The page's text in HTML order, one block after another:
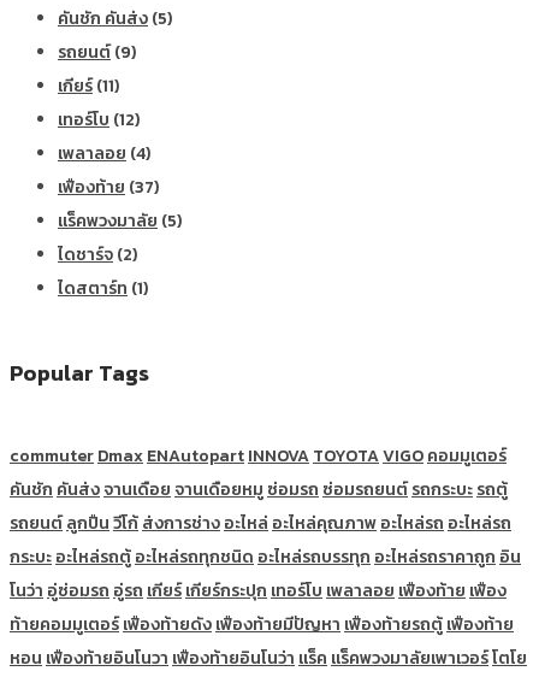
คันชัก คันส่ง(5)
รถยนต์(9)
เกียร์(11)
เทอร์โบ(12)
เพลาลอย(4)
เฟืองท้าย(37)
แร็คพวงมาลัย(5)
ไดชาร์จ(2)
ไดสตาร์ท(1)
Popular Tags
commuterDmaxENAutopartINNOVATOYOTAVIGOคอมมูเตอร์
คันชัก คันส่งจานเดือยจานเดือยหมู ซ่อมรถ ซ่อมรถยนต์รถกระบะรถตู้
รถยนต์ลูกปืนวีโก้ส่งการช่างอะไหล่ อะไหล่คุณภาพอะไหล่รถ อะไหล่รถ
กระบะอะไหล่รถตู้อะไหล่รถทุกชนิด อะไหล่รถบรรทุก อะไหล่รถราคาถูก อิน
โนว่า อู่ซ่อมรถ อู่รถ เกียร์เกียร์กระปุก เทอร์โบ เพลาลอย เฟืองท้าย เฟือง
ท้ายคอมมูเตอร์เฟืองท้ายดังเฟืองท้ายมีปัญหา เฟืองท้ายรถตู้เฟืองท้าย
หอน เฟืองท้ายอินโนวา เฟืองท้ายอินโนว่า แร็ค แร็คพวงมาลัยเพาเวอร์โตโย